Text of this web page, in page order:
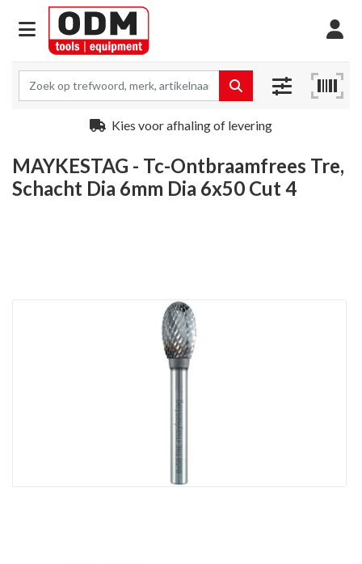
Kies voor afhaling of levering
MAYKESTAG - Tc-Ontbraamfrees Tre,
Schacht Dia 6mm Dia 6x50 Cut 4